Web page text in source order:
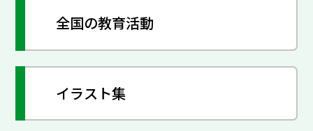
全国の教育活動
イラスト集